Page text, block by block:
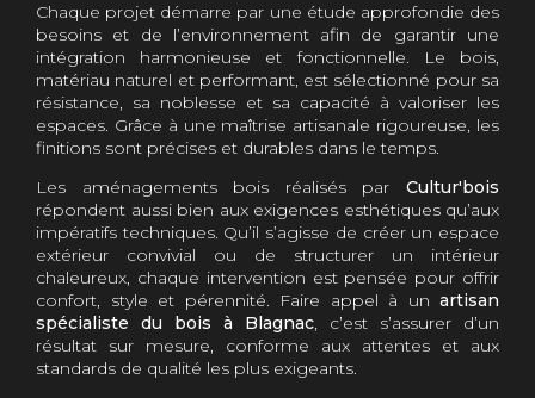
Chaque projet démarre par une étude approfondie des
besoins et de l’environnement afin de garantir une
intégration harmonieuse et fonctionnelle. Le bois,
matériau naturel et performant, est sélectionné pour sa
résistance, sa noblesse et sa capacité à valoriser les
espaces. Grâce à une maîtrise artisanale rigoureuse, les
finitions sont précises et durables dans le temps.
Les aménagements bois réalisés par Cultur'bois
répondent aussi bien aux exigences esthétiques qu’aux
impératifs techniques. Qu’il s’agisse de créer un espace
extérieur convivial ou de structurer un intérieur
chaleureux, chaque intervention est pensée pour offrir
confort, style et pérennité. Faire appel à un artisan
spécialiste du bois à Blagnac, c’est s’assurer d’un
résultat sur mesure, conforme aux attentes et aux
standards de qualité les plus exigeants.